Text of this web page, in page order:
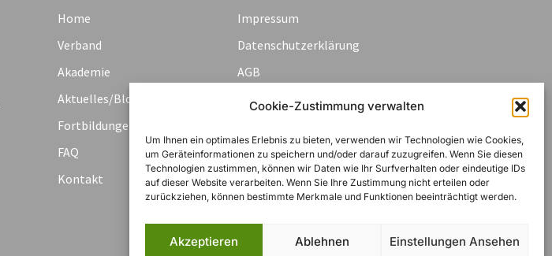
Cookie-Zustimmung verwalten
Um Ihnen ein optimales Erlebnis zu bieten, verwenden wir Technologien wie Cookies,
um Geräteinformationen zu speichern und/oder darauf zuzugreifen. Wenn Sie diesen
Technologien zustimmen, können wir Daten wie Ihr Surfverhalten oder eindeutige IDs
auf dieser Website verarbeiten. Wenn Sie Ihre Zustimmung nicht erteilen oder
zurückziehen, können bestimmte Merkmale und Funktionen beeinträchtigt werden.
Akzeptieren Ablehnen Einstellungen Ansehen
Home
Verband
Akademie
Aktuelles/Blog
Fortbildungen & Termine
FAQ
Kontakt
Impressum
Datenschutzerklärung
AGB
Widerruf
Cookie-Richtlinie (EU)